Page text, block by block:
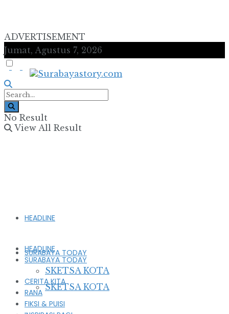
ADVERTISEMENT
Jumat, Agustus 7, 2026
No Result
View All Result
HEADLINE
SURABAYA TODAY
SKETSA KOTA
HEADLINE
SURABAYA TODAY
SKETSA KOTA
CERITA KITA
RANA
FIKSI & PUISI